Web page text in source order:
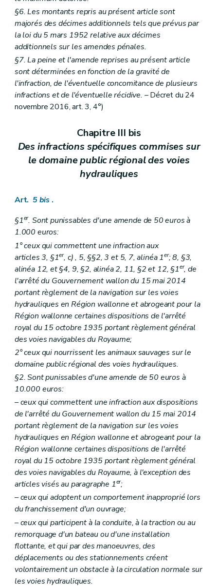
§6. Les montants repris au présent article sont
majorés des décimes additionnels tels que prévus par
la loi du 5 mars 1952 relative aux décimes
additionnels sur les amendes pénales.
§7. La peine et l'amende reprises au présent article
sont déterminées en fonction de la gravité de
l'infraction, de l'éventuelle concomitance de plusieurs
infractions et de l'éventuelle récidive. – Décret du 24
novembre 2016, art. 3, 4°)
Chapitre III bis
Des infractions spécifiques commises sur
le domaine public régional des voies
hydrauliques
Art. 5bis .
§1er. Sont punissables d'une amende de 50 euros à
1.000 euros:
1° ceux qui commettent une infraction aux
articles 3, §1er, c), 5, §§2, 3 et 5, 7, alinéa 1er; 8, §3,
alinéa 12, et §4, 9, §2, alinéa 2, 11, §2 et 12, §1er, de
l'arrêté du Gouvernement wallon du 15 mai 2014
portant règlement de la navigation sur les voies
hydrauliques en Région wallonne et abrogeant pour la
Région wallonne certaines dispositions de l'arrêté
royal du 15 octobre 1935 portant règlement général
des voies navigables du Royaume;
2° ceux qui nourrissent les animaux sauvages sur le
domaine public régional des voies hydrauliques.
§2. Sont punissables d'une amende de 50 euros à
10.000 euros:
– ceux qui commettent une infraction aux dispositions
de l'arrêté du Gouvernement wallon du 15 mai 2014
portant règlement de la navigation sur les voies
hydrauliques en Région wallonne et abrogeant pour la
Région wallonne certaines dispositions de l'arrêté
royal du 15 octobre 1935 portant règlement général
des voies navigables du Royaume, à l'exception des
articles visés au paragraphe 1er;
– ceux qui adoptent un comportement inapproprié lors
du franchissement d'un ouvrage;
– ceux qui participent à la conduite, à la traction ou au
remorquage d'un bateau ou d'une installation
flottante, et qui par des manoeuvres, des
déplacements ou des stationnements créent
volontairement un obstacle à la circulation normale sur
les voies hydrauliques.